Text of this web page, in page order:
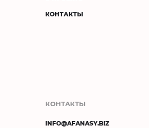
КОНТАКТЫ
КОНТАКТЫ
INFO@AFANASY.BIZ